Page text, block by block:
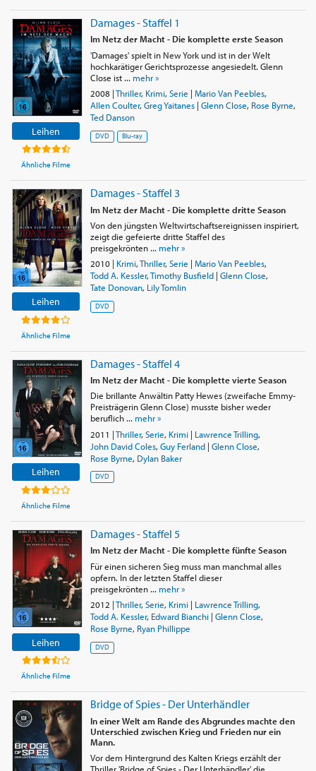
Leihen
Ähnliche Filme
Damages - Staffel 1
Im Netz der Macht - Die komplette erste Season
'Damages' spielt in New York und ist in der Welt
hochkarätiger Gerichtsprozesse angesiedelt. Glenn
Close ist ... mehr »
2008|Thriller, Krimi, Serie | Mario Van Peebles,
Allen Coulter, Greg Yaitanes| Glenn Close, Rose Byrne,
Ted Danson
DVD Blu-ray
Leihen
Ähnliche Filme
Damages - Staffel 3
Im Netz der Macht - Die komplette dritte Season
Von den jüngsten Weltwirtschaftsereignissen inspiriert,
zeigt die gefeierte dritte Staffel des
preisgekrönten ... mehr »
2010| Krimi,Thriller, Serie | Mario Van Peebles,
Todd A. Kessler,Timothy Busfield| Glenn Close,
Tate Donovan, Lily Tomlin
DVD
Leihen
Ähnliche Filme
Damages - Staffel 4
Im Netz der Macht - Die komplette vierte Season
Die brillante Anwältin Patty Hewes (zweifache Emmy-
Preisträgerin Glenn Close) musste bisher weder
beruflich ... mehr »
2011 |Thriller, Serie, Krimi| Lawrence Trilling,
John David Coles, Guy Ferland| Glenn Close,
Rose Byrne, Dylan Baker
DVD
Leihen
Ähnliche Filme
Damages - Staffel 5
Im Netz der Macht - Die komplette fünfte Season
Für einen sicheren Sieg muss man manchmal alles
opfern. In der letzten Staffel dieser
preisgekrönten ... mehr »
2012 |Thriller, Serie, Krimi| Lawrence Trilling,
Todd A. Kessler, Edward Bianchi| Glenn Close,
Rose Byrne, Ryan Phillippe
DVD
Bridge of Spies - Der Unterhändler
In einer Welt am Rande des Abgrundes machte den
Unterschied zwischen Krieg und Frieden nur ein
Mann.
Vor dem Hintergrund des Kalten Kriegs erzählt der